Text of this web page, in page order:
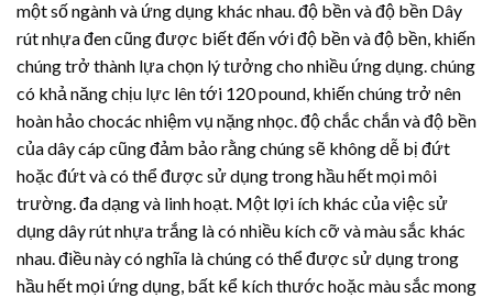
một số ngành và ứng dụng khác nhau. độ bền và độ bền Dây
rút nhựađen cũng được biết đến với độ bền và độ bền, khiến
chúng trở thành lựa chọn lý tưởng cho nhiều ứng dụng. chúng
có khả năng chịu lực lên tới 120 pound, khiến chúng trở nên
hoàn hảo chocác nhiệm vụ nặng nhọc. độ chắc chắn và độ bền
của dây cáp cũng đảm bảo rằng chúng sẽ không dễ bị đứt
hoặc đứt và có thể được sử dụng trong hầu hết mọi môi
trường. đa dạng và linh hoạt. Một lợi ích khác của việc sử
dụngdây rút nhựatrắng là có nhiều kích cỡ và màu sắc khác
nhau. điều này có nghĩa là chúng có thể được sử dụng trong
hầu hết mọi ứng dụng, bất kể kích thước hoặc màu sắc mong